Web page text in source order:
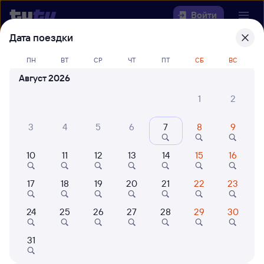
Войти
Выберите день, чтобы найтиж/д
билеты Зензели — Тамбов-1
42 млн путешествуют с
Когда
Кто едет
Дата поездки
ПН ВТ СР ЧТ ПТ СБ ВС
Август 2026
1
2
3 4 5 6 7 8 9
10 11 12 13 14 15 16
17 18 19 20 21 22 23
24 25 26 27 28 29 30
31